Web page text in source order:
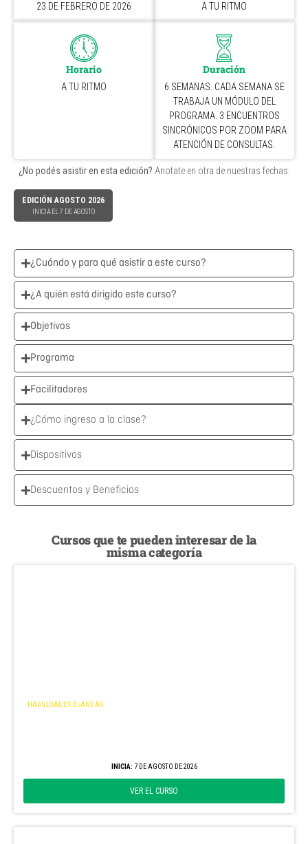
23 DE FEBRERO DE 2026 A TU RITMO
Horario
A TU RITMO
Duración
6 SEMANAS. CADA SEMANA SE
TRABAJA UN MÓDULO DEL
PROGRAMA. 3 ENCUENTROS
SINCRÓNICOS POR ZOOM PARA
ATENCIÓN DE CONSULTAS.
¿No podés asistir en esta edición? Anotate en otra de nuestras fechas:
EDICIÓN AGOSTO 2026
INICIA EL 7 DE AGOSTO
¿Cuándo y para qué asistir a este curso?
¿A quién está dirigido este curso?
Objetivos
Programa
Facilitadores
¿Cómo ingreso a la clase?
Dispositivos
Descuentos y Beneficios
Cursos que te pueden interesar de la
misma categoría
HABILIDADES BLANDAS
INICIA: 7 DE AGOSTO DE 2026
VER EL CURSO